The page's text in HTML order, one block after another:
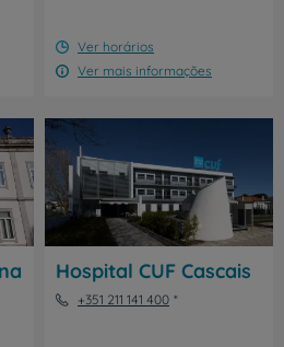
Ver horários
Ver mais informações
Hospital CUF Cascais
+351 211 141 400